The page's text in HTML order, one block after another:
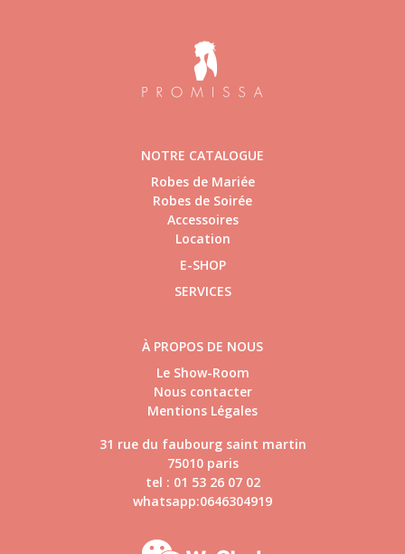
NOTRE CATALOGUE
Robes de Mariée
Robes de Soirée
Accessoires
Location
E-SHOP
SERVICES
À PROPOS DE NOUS
Le Show-Room
Nous contacter
Mentions Légales
31 rue du faubourg saint martin
75010 paris
tel : 01 53 26 07 02
whatsapp:0646304919